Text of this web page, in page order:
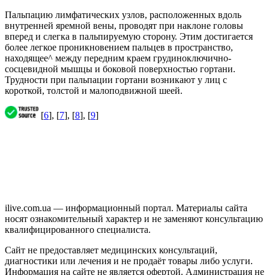
Пальпацию лимфатических узлов, расположенных вдоль
внутренней яремной вены, проводят при наклоне головы
вперед и слегка в пальпируемую сторону. Этим достигается
более легкое проникновением пальцев в пространство,
находящее^ между передним краем грудиноключично-
сосцевидной мышцы и боковой поверхностью гортани.
Трудности при пальпации гортани возникают у лиц с
короткой, толстой и малоподвижной шеей.
[6], [7], [8], [9]
ilive.com.ua — информационный портал. Материалы сайта
носят ознакомительный характер и не заменяют консультацию
квалифицированного специалиста.
Сайт не предоставляет медицинских консультаций,
диагностики или лечения и не продаёт товары либо услуги.
Информация на сайте не является офертой. Администрация не